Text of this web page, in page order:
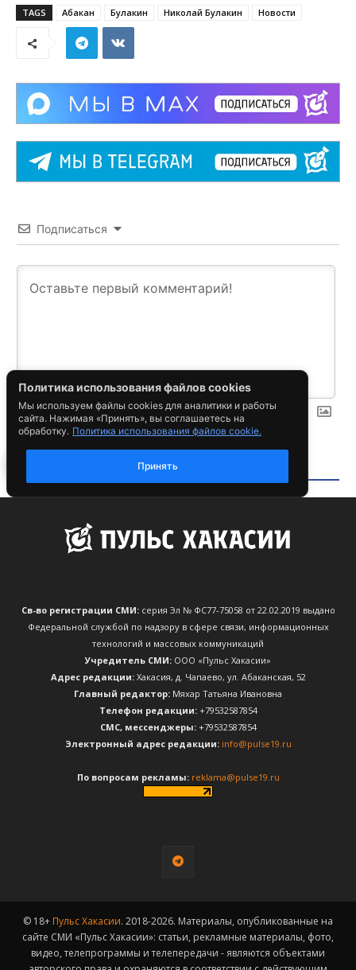
Св-во регистрации СМИ:серия Эл № ФС77-75058 от 22.02.2019 выдано
Федеральной службой по надзору в сфере связи, информационных
технологий и массовых коммуникаций
Учредитель СМИ: ООО «Пульс Хакасии»
Адрес редакции:Хакасия, д. Чапаево, ул. Абаканская, 52
Главный редактор: Мяхар Татьяна Ивановна
Телефон редакции:+79532587854
CМС, мессенджеры:+79532587854
Электронный адрес редакции: info@pulse19.ru
По вопросам рекламы: reklama@pulse19.ru
© 18+ Пульс Хакасии. 2018-2026. Материалы, опубликованные на
сайте СМИ «Пульс Хакасии»: статьи, рекламные материалы, фото,
видео, телепрограммы и телепередачи - являются объектами